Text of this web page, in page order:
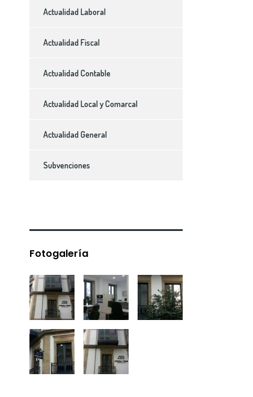
Actualidad Laboral
Actualidad Fiscal
Actualidad Contable
Actualidad Local y Comarcal
Actualidad General
Subvenciones
Fotogalería